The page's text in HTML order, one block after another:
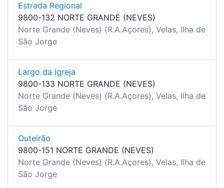
Estrada Regional
9800-132 NORTE GRANDE (NEVES)
Norte Grande (Neves) (R.A.Açores), Velas, Ilha de
São Jorge
Largo da Igreja
9800-133 NORTE GRANDE (NEVES)
Norte Grande (Neves) (R.A.Açores), Velas, Ilha de
São Jorge
Outeirão
9800-151 NORTE GRANDE (NEVES)
Norte Grande (Neves) (R.A.Açores), Velas, Ilha de
São Jorge